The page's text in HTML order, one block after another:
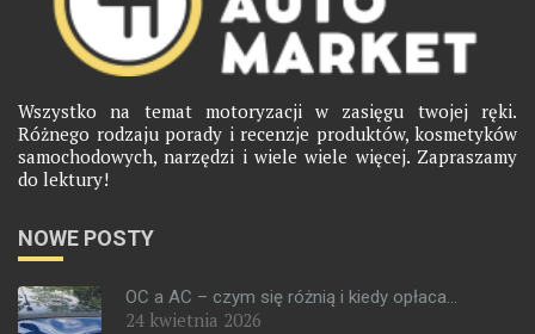
Wszystko na temat motoryzacji w zasięgu twojej ręki.
Różnego rodzaju porady i recenzje produktów, kosmetyków
samochodowych, narzędzi i wiele wiele więcej. Zapraszamy
do lektury!
NOWE POSTY
OC a AC – czym się różnią i kiedy opłaca...
24 kwietnia 2026